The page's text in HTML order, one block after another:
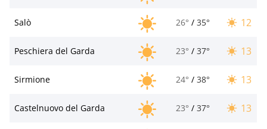
Salò 26° / 35° 12
Peschiera del Garda 23° / 37° 13
Sirmione 24° / 38° 13
Castelnuovo del Garda 23° / 37° 13